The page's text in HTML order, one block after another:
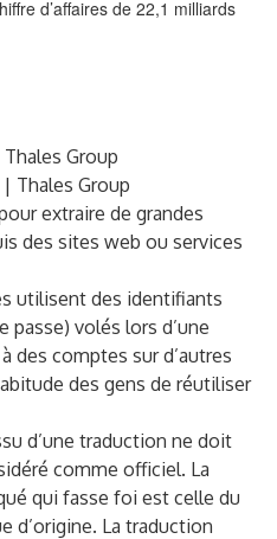
d’affaires de 22,1 milliards
Group
Thales Group
extraire de grandes
des sites web ou services
utilisent des identifiants
passe) volés lors d’une
des comptes sur d’autres
des gens de réutiliser
d’une traduction ne doit
comme officiel. La
qui fasse foi est celle du
d’origine. La traduction